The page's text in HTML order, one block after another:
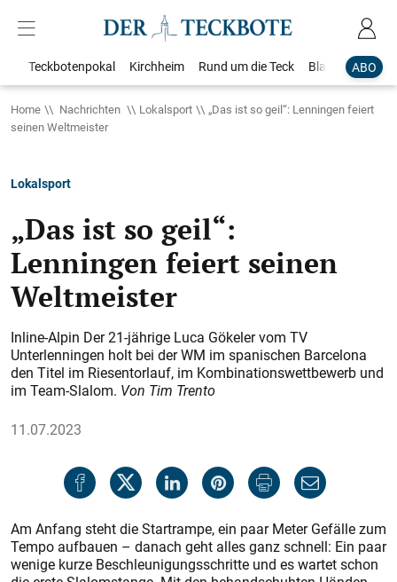
ABO
Teckbotenpokal Kirchheim Rund um die Teck Blaulicht
Home Nachrichten Lokalsport
„Das ist so geil“: Lenningen feiert
seinen Weltmeister
Lokalsport
„Das ist so geil“:
Lenningen feiert seinen
Weltmeister
Inline-Alpin Der 21-jährige Luca Gökeler vom TV
Unterlenningen holt bei der WM im spanischen Barcelona
den Titel im Riesentorlauf, im Kombinations­wettbewerb und
im Team-Slalom. Von Tim Trento
11.07.2023
Am Anfang steht die Start­rampe, ein paar Meter Gefälle zum
Tempo aufbauen – danach geht alles ganz schnell: Ein paar
wenige kurze Beschleunigungsschritte und es wartet schon